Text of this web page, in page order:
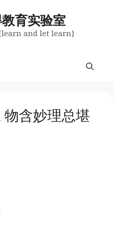
育实验室
and let learn}
含妙理总堪